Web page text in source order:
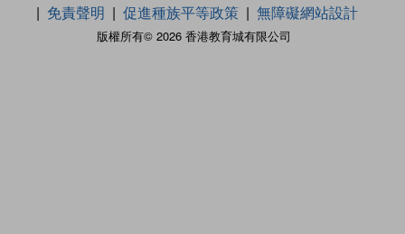
版權所有© 2026 香港教育城有限公司
免責聲明
促進種族平等政策 無障礙網站設計